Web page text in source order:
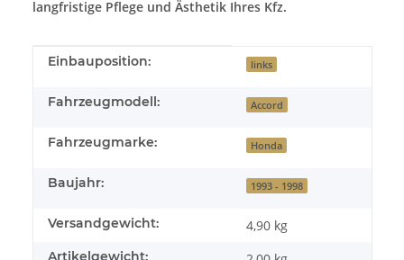
langfristige Pflege und Ästhetik Ihres Kfz.
Produkteigenschaft
Wert
Einbauposition: links
Fahrzeugmodell: Accord
Fahrzeugmarke: Honda
Baujahr: 1993 - 1998
Versandgewicht: 4,90 kg
Artikelgewicht: